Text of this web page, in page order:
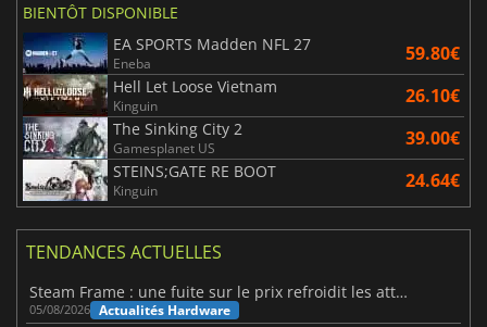
BIENTÔT DISPONIBLE
EA SPORTS Madden NFL 27
Eneba 59.80€
Hell Let Loose Vietnam
Kinguin 26.10€
The Sinking City 2
Gamesplanet US 39.00€
STEINS;GATE RE BOOT
Kinguin 24.64€
TENDANCES ACTUELLES
Steam Frame : une fuite sur le prix refroidit les attentes VR
05/08/2026 Actualités Hardware